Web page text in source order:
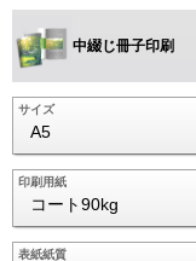
中綴じ冊子印刷
サイズ
A5
印刷用紙
コート90kg
表紙紙質